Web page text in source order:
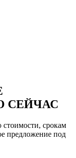
СЕЙЧАС
стоимости, срокам
предложение под